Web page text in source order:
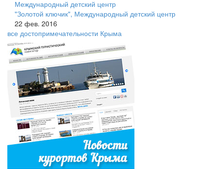
"Золотой ключик", Международный детский центр
22 фев. 2016
все достопримечательности Крыма